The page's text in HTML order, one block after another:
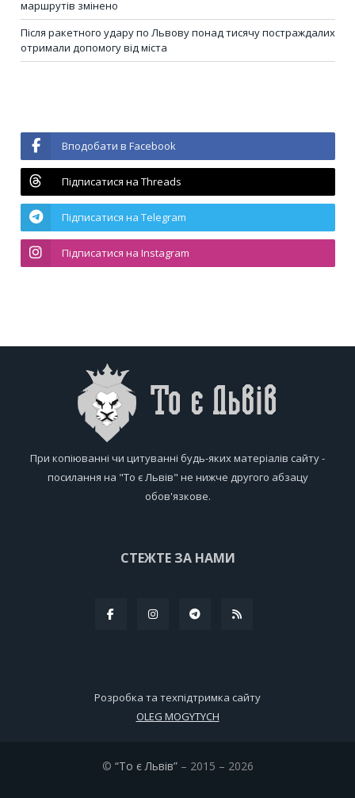
маршрутів змінено
Після ракетного удару по Львову понад тисячу постраждалих
отримали допомогу від міста
Вподобати в Facebook
Підписатися на Threads
Підписатися на Telegram
Підписатися на Instagram
При копіюванні чи цитуванні будь-яких матеріалів сайту -
посилання на "То є Львів" не нижче другого абзацу
обов'язкове.
СТЕЖТЕ ЗА НАМИ
Розробка та техпідтримка сайту
OLEG MOGYTYCH
© “То є Львів”– 2015 – 2026